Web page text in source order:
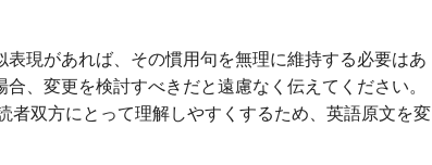
現があれば、その慣用句を無理に維持する必要はあ
、変更を検討すべきだと遠慮なく伝えてください。
双方にとって理解しやすくするため、英語原文を変